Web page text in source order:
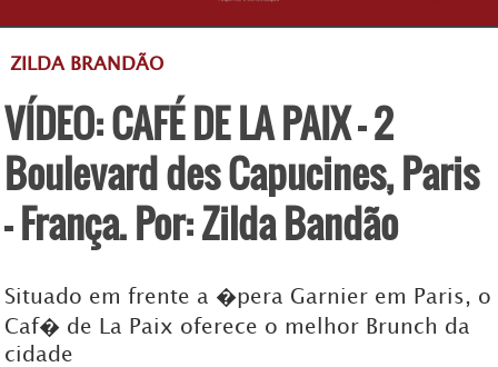
DESTINOS
GASTRONOMIA
HOTELARIA
MODA
PETS
TURISMO
ZILDA BRANDÃO
ZILDA BRANDÃO
VÍDEO: CAFÉ DE LA PAIX - 2
Boulevard des Capucines, Paris
- França. Por: Zilda Bandão
Situado em frente a �pera Garnier em Paris, o
Caf� de La Paix oferece o melhor Brunch da
cidade